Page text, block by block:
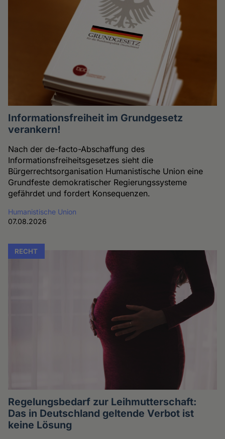
Informationsfreiheit im Grundgesetz
verankern!
Nach der de-facto-Abschaffung des
Informationsfreiheitsgesetzes sieht die
Bürgerrechtsorganisation Humanistische Union eine
Grundfeste demokratischer Regierungssysteme
gefährdet und fordert Konsequenzen.
Humanistische Union
07.08.2026
RECHT
Regelungsbedarf zur Leihmutterschaft:
Das in Deutschland geltende Verbot ist
keine Lösung